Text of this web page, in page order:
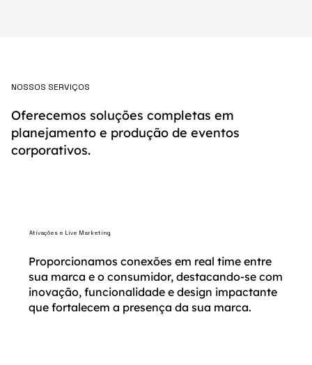
NOSSOS SERVIÇOS
Oferecemos soluções completas em
planejamento e produção de eventos
corporativos.
Ativações e Live Marketing
Proporcionamos conexões em real time entre
sua marca e o consumidor, destacando-se com
inovação, funcionalidade e design impactante
que fortalecem a presença da sua marca.